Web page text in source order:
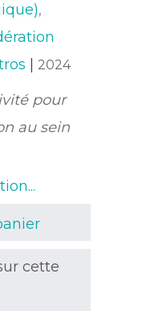
,
2024
pour
au sein
cette